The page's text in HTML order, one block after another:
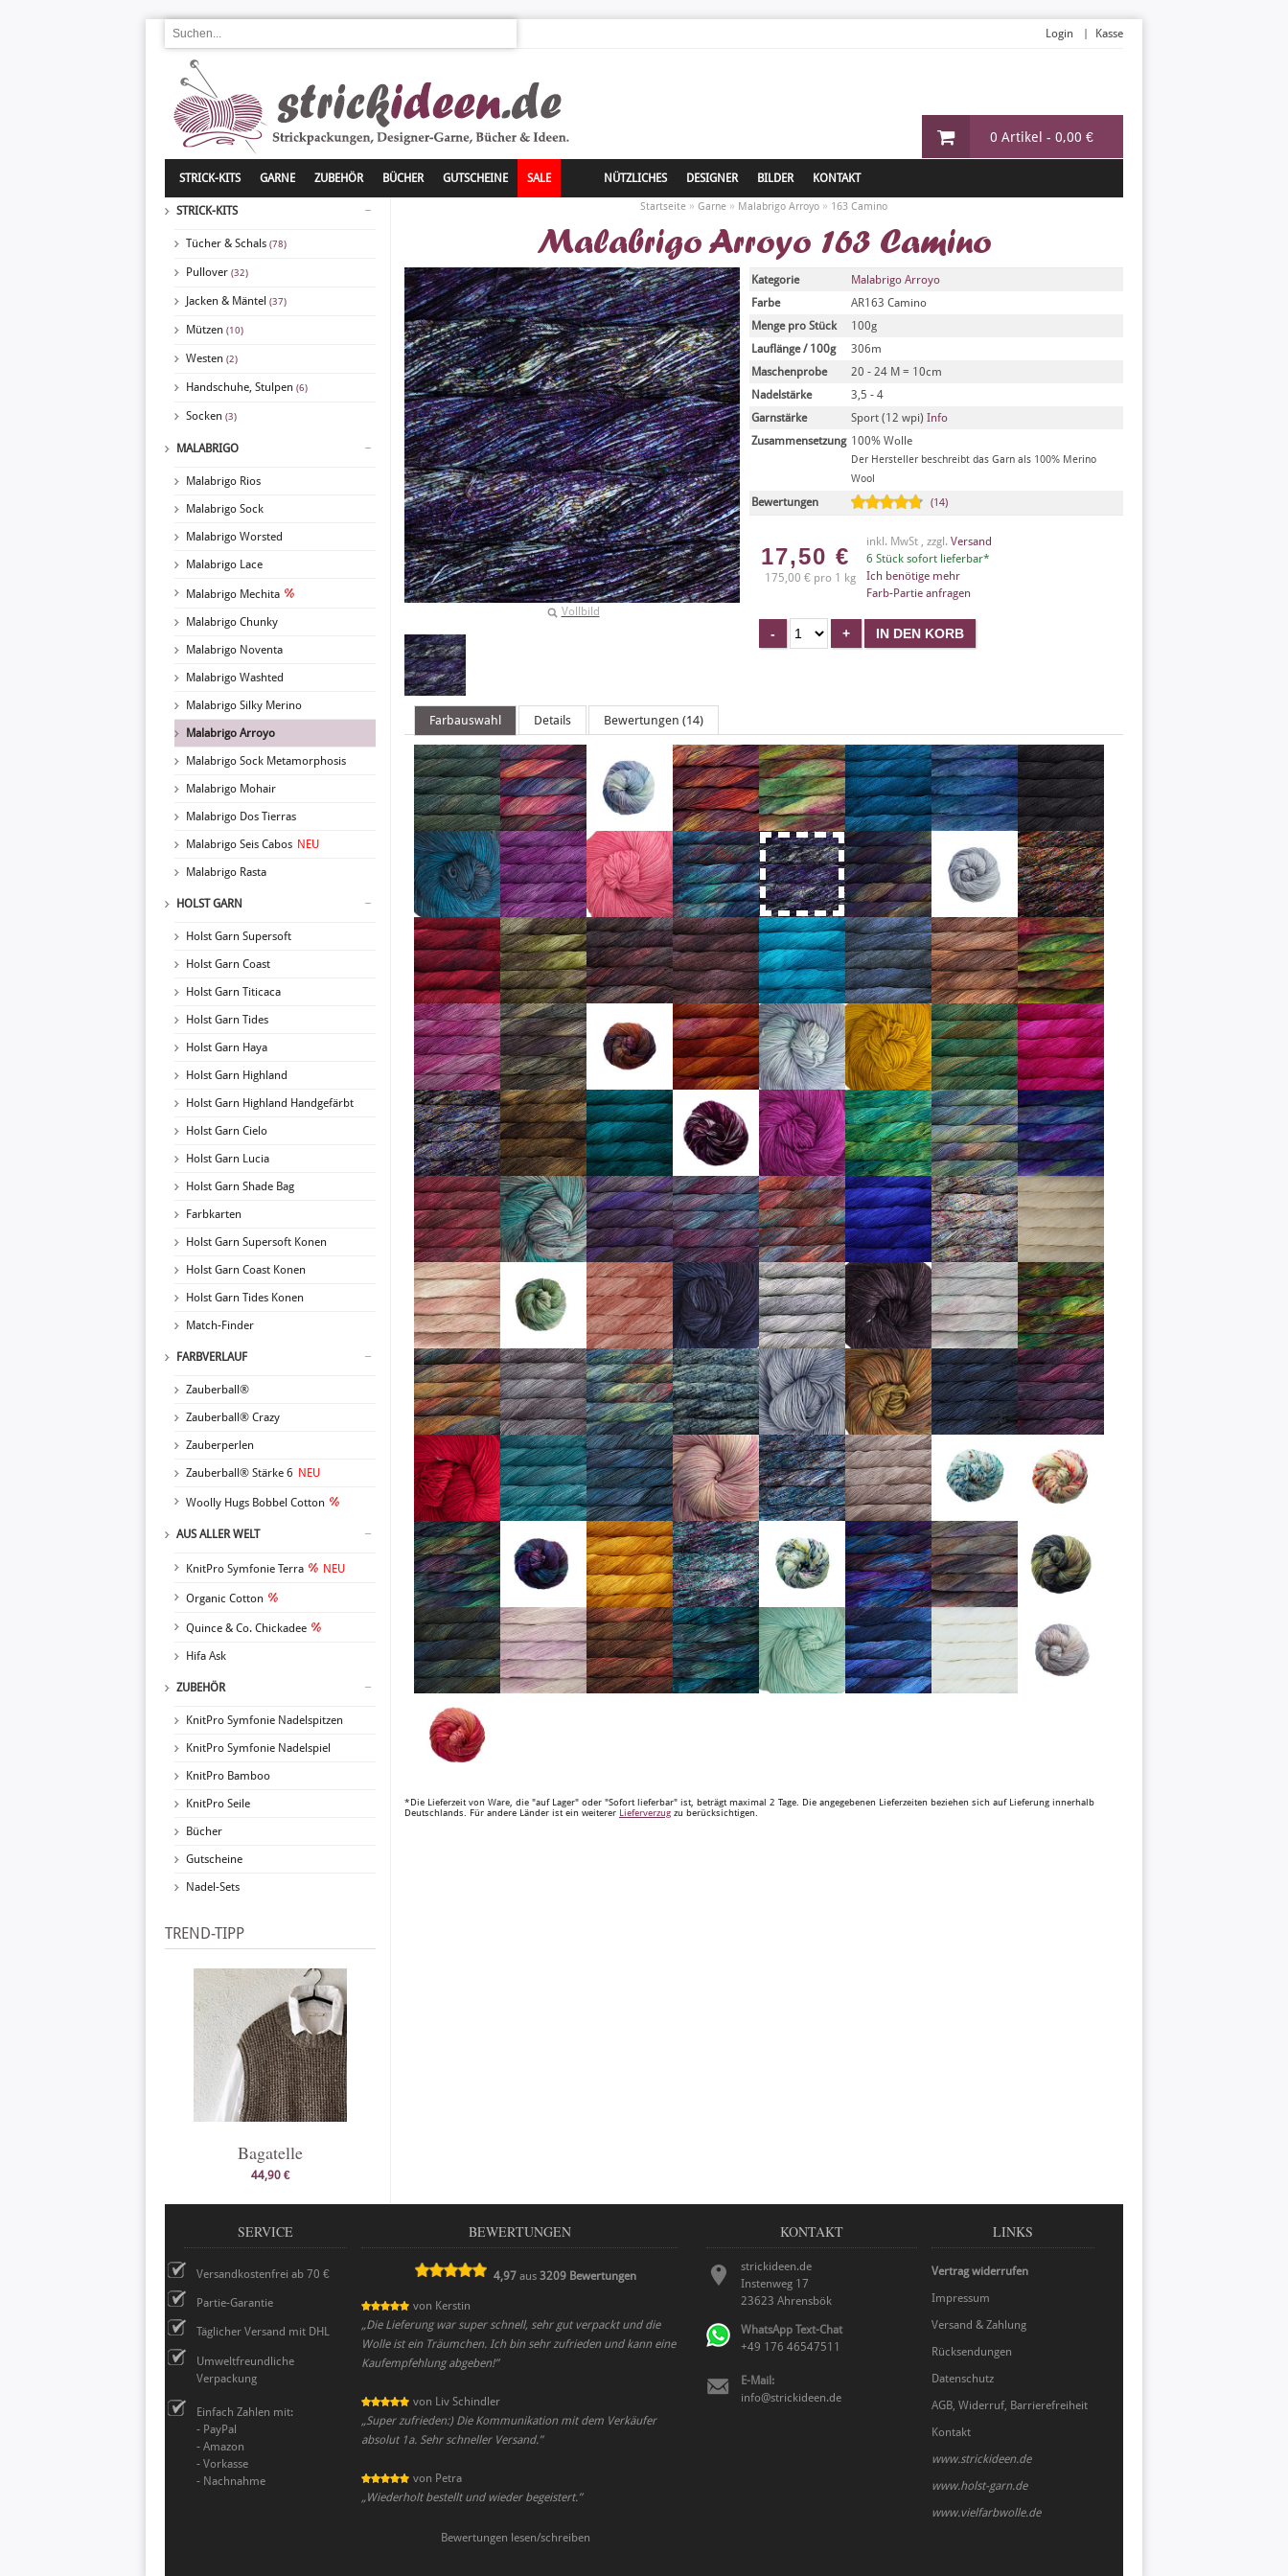
0 Artikel - 0,00 €
Login Kasse
STRICK-KITS GARNE ZUBEHÖR BÜCHER GUTSCHEINE SALE NÜTZLICHES DESIGNER BILDER KONTAKT
STRICK-KITS
Tücher & Schals (78)
Pullover (32)
Jacken & Mäntel (37)
Mützen (10)
Westen (2)
Handschuhe, Stulpen (6)
Socken (3)
MALABRIGO
Malabrigo Rios
Malabrigo Sock
Malabrigo Worsted
Malabrigo Lace
Malabrigo Mechita
Malabrigo Chunky
Malabrigo Noventa
Malabrigo Washted
Malabrigo Silky Merino
Malabrigo Arroyo
Malabrigo Sock Metamorphosis
Malabrigo Mohair
Malabrigo Dos Tierras
Malabrigo Seis Cabos NEU
Malabrigo Rasta
HOLST GARN
Holst Garn Supersoft
Holst Garn Coast
Holst Garn Titicaca
Holst Garn Tides
Holst Garn Haya
Holst Garn Highland
Holst Garn Highland Handgefärbt
Holst Garn Cielo
Holst Garn Lucia
Holst Garn Shade Bag
Farbkarten
Holst Garn Supersoft Konen
Holst Garn Coast Konen
Holst Garn Tides Konen
Match-Finder
FARBVERLAUF
Zauberball®
Zauberball® Crazy
Zauberperlen
Zauberball® Stärke 6 NEU
Woolly Hugs Bobbel Cotton
AUS ALLER WELT
KnitPro Symfonie Terra NEU
Organic Cotton
Quince & Co. Chickadee
Hifa Ask
ZUBEHÖR
KnitPro Symfonie Nadelspitzen
KnitPro Symfonie Nadelspiel
KnitPro Bamboo
KnitPro Seile
Bücher
Gutscheine
Nadel-Sets
TREND-TIPP
Bagatelle
44,90 €
Startseite » Garne » Malabrigo Arroyo » 163 Camino
Malabrigo Arroyo 163 Camino
Vollbild
Kategorie
Malabrigo Arroyo
Farbe
AR163 Camino
Menge pro Stück
100g
Lauflänge / 100g
306m
Maschenprobe
20 - 24 M = 10cm
Nadelstärke
3,5 - 4
Garnstärke
Sport (12 wpi) Info
Zusammensetzung 100% Wolle
Der Hersteller beschreibt das Garn als 100% Merino
Wool
Bewertungen (14)
17,50 €
175,00 € pro 1 kg
inkl. MwSt , zzgl. Versand
6 Stück sofort lieferbar*
Ich benötige mehr
Farb-Partie anfragen
Farbauswahl Details Bewertungen (14)
*Die Lieferzeit von Ware, die "auf Lager" oder "Sofort lieferbar" ist, beträgt maximal 2 Tage. Die angegebenen Lieferzeiten beziehen sich auf Lieferung innerhalb
Deutschlands. Für andere Länder ist ein weiterer Lieferverzug zu berücksichtigen.
SERVICE
Versandkostenfrei ab 70 €
Partie-Garantie
Täglicher Versand mit DHL
Umweltfreundliche
Verpackung
Einfach Zahlen mit:
- PayPal
- Amazon
- Vorkasse
- Nachnahme
BEWERTUNGEN
4,97 aus3209 Bewertungen
von Kerstin
„Die Lieferung war super schnell, sehr gut verpackt und die
Wolle ist ein Träumchen. Ich bin sehr zufrieden und kann eine
Kaufempfehlung abgeben!”
von Liv Schindler
„Super zufrieden:) Die Kommunikation mit dem Verkäufer
absolut 1a. Sehr schneller Versand.”
von Petra
„Wiederholt bestellt und wieder begeistert.”
Bewertungen lesen/schreiben
KONTAKT
strickideen.de
Instenweg 17
23623 Ahrensbök
WhatsApp Text-Chat
+49 176 46547511
E-Mail:
info@strickideen.de
LINKS
Vertrag widerrufen
Impressum
Versand & Zahlung
Rücksendungen
Datenschutz
AGB, Widerruf, Barrierefreiheit
Kontakt
www.strickideen.de
www.holst-garn.de
www.vielfarbwolle.de